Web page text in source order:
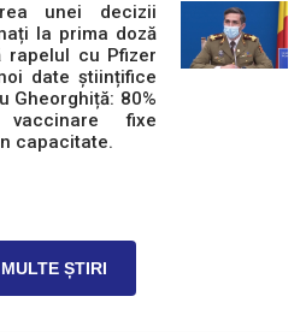
unei decizii
la prima doză
rapelul cu Pfizer
date științifice
Gheorghiță: 80%
fixe
capacitate.
ȘTIRI